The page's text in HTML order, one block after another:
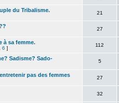
du Tribalisme. 21
27
à sa femme.
6 ]
112
Sadisme? Sado-
5
pas des femmes 27
32